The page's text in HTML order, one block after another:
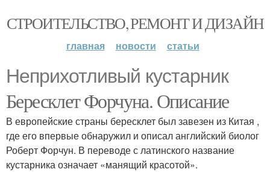
СТРОИТЕЛЬСТВО, РЕМОНТ И ДИЗАЙН
главная новости статьи
Неприхотливый кустарник
Бересклет Форчуна. Описание
В европейские страны бересклет был завезен из Китая ,
где его впервые обнаружил и описал английский биолог
Роберт Форчун. В переводе с латинского название
кустарника означает «манящий красотой».